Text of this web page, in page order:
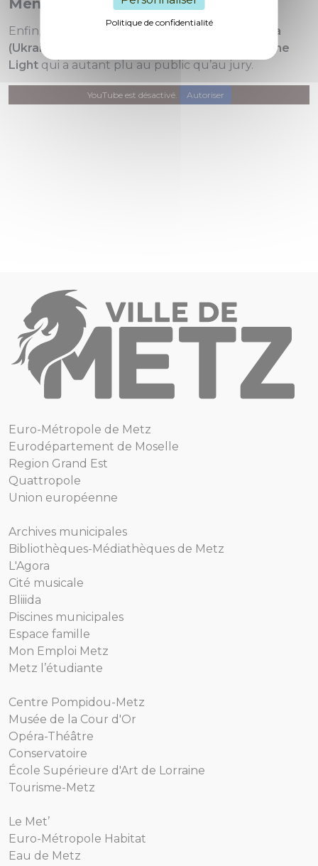
Politique de confidentialité
Mention spéciale :
Enfin, la Ville de Metz félicite
Julia Shamsheieva
(Ukraine)
The Other Side of the
Light qui a autant plu au public qu’au jury.
YouTube est désactivé. Autoriser
Euro-Métropole de Metz
Eurodépartement de Moselle
Region Grand Est
Quattropole
Union européenne
Archives municipales
Bibliothèques-Médiathèques de Metz
L'Agora
Cité musicale
Bliiida
Piscines municipales
Espace famille
Mon Emploi Metz
Metz l’étudiante
Centre Pompidou-Metz
Musée de la Cour d'Or
Opéra-Théâtre
Conservatoire
École Supérieure d'Art de Lorraine
Tourisme-Metz
Le Met’
Euro-Métropole Habitat
Eau de Metz